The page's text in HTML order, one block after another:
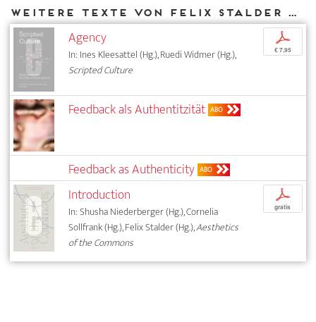
Weitere Texte von Felix Stalder bei DIAPHANES
Agency
In: Ines Kleesattel (Hg.), Ruedi Widmer (Hg.),
Scripted Culture
p
€ 7,95
Feedback als Authentitzität ABO
Feedback as Authenticity ABO
Introduction
In: Shusha Niederberger (Hg.), Cornelia
Sollfrank (Hg.), Felix Stalder (Hg.),Aesthetics
of the Commons
p
gratis